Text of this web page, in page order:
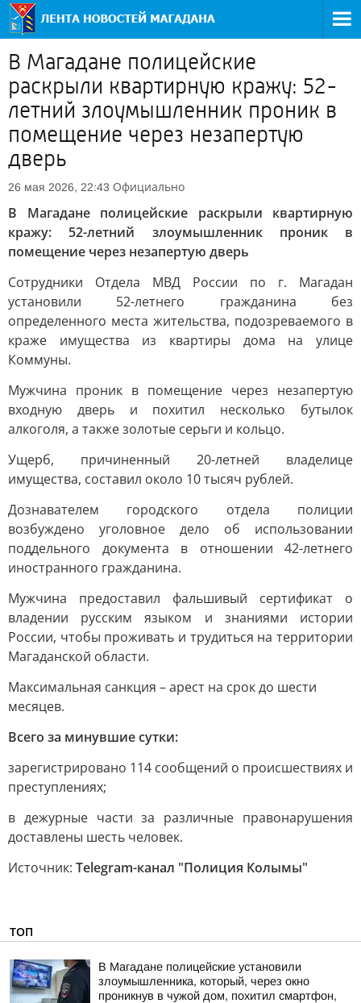
В Магадане полицейские
раскрыли квартирную кражу: 52-
летний злоумышленник проник в
помещение через незапертую
дверь
26 мая 2026, 22:43 Официально
В Магадане полицейские раскрыли квартирную
кражу: 52-летний злоумышленник проник в
помещение через незапертую дверь
Сотрудники Отдела МВД России по г. Магадан
установили 52-летнего гражданина без
определенного места жительства, подозреваемого в
краже имущества из квартиры дома на улице
Коммуны.
Мужчина проник в помещение через незапертую
входную дверь и похитил несколько бутылок
алкоголя, а также золотые серьги и кольцо.
Ущерб, причиненный 20-летней владелице
имущества, составил около 10 тысяч рублей.
Дознавателем городского отдела полиции
возбуждено уголовное дело об использовании
поддельного документа в отношении 42-летнего
иностранного гражданина.
Мужчина предоставил фальшивый сертификат о
владении русским языком и знаниями истории
России, чтобы проживать и трудиться на территории
Магаданской области.
Максимальная санкция – арест на срок до шести
месяцев.
Всего за минувшие сутки:
зарегистрировано 114 сообщений о происшествиях и
преступлениях;
в дежурные части за различные правонарушения
доставлены шесть человек.
Источник: Telegram-канал "Полиция Колымы"
ТОП
В Магадане полицейские установили
злоумышленника, который, через окно
проникнув в чужой дом, похитил смартфон,